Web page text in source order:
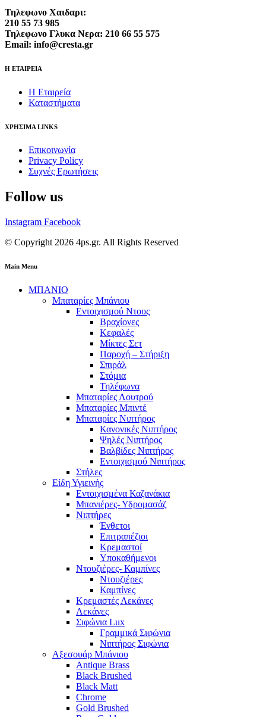
Τηλεφωνο Χαιδαρι:
210 55 73 985
Τηλεφωνο Γλυκα Νερα: 210 66 55 575
Email: info@cresta.gr
Η ΕΤΑΙΡΕΙΑ
Η Εταιρεία
Καταστήματα
ΧΡΗΣΙΜΑ LINKS
Επικοινωνία
Privacy Policy
Συχνές Ερωτήσεις
Follow us
Instagram Facebook
© Copyright 2026 4ps.gr. All Rights Reserved
Main Menu
ΜΠΑΝΙΟ
Μπαταρίες Μπάνιου
Εντοιχισμού Ντους
Βραχίονες
Κεφαλές
Μίκτες Σετ
Παροχή – Στήριξη
Σπιράλ
Στόμια
Τηλέφωνα
Μπαταρίες Λουτρού
Μπαταρίες Μπιντέ
Μπαταρίες Νιπτήρος
Κανονικές Νιπτήρος
Ψηλές Νιπτήρος
Βαλβίδες Νιπτήρος
Εντοιχισμού Νιπτήρος
Στήλες
Είδη Υγιεινής
Εντοιχισμένα Καζανάκια
Μπανιέρες- Υδρομασάζ
Νιπτήρες
Ένθετοι
Επιτραπέζιοι
Κρεμαστοί
Υποκαθήμενοι
Ντουζιέρες- Καμπίνες
Ντουζιέρες
Καμπίνες
Κρεμαστές Λεκάνες
Λεκάνες
Σιφώνια Lux
Γραμμικά Σιφώνια
Νιπτήρος Σιφώνια
Αξεσουάρ Μπάνιου
Antique Brass
Black Brushed
Black Matt
Chrome
Gold Brushed